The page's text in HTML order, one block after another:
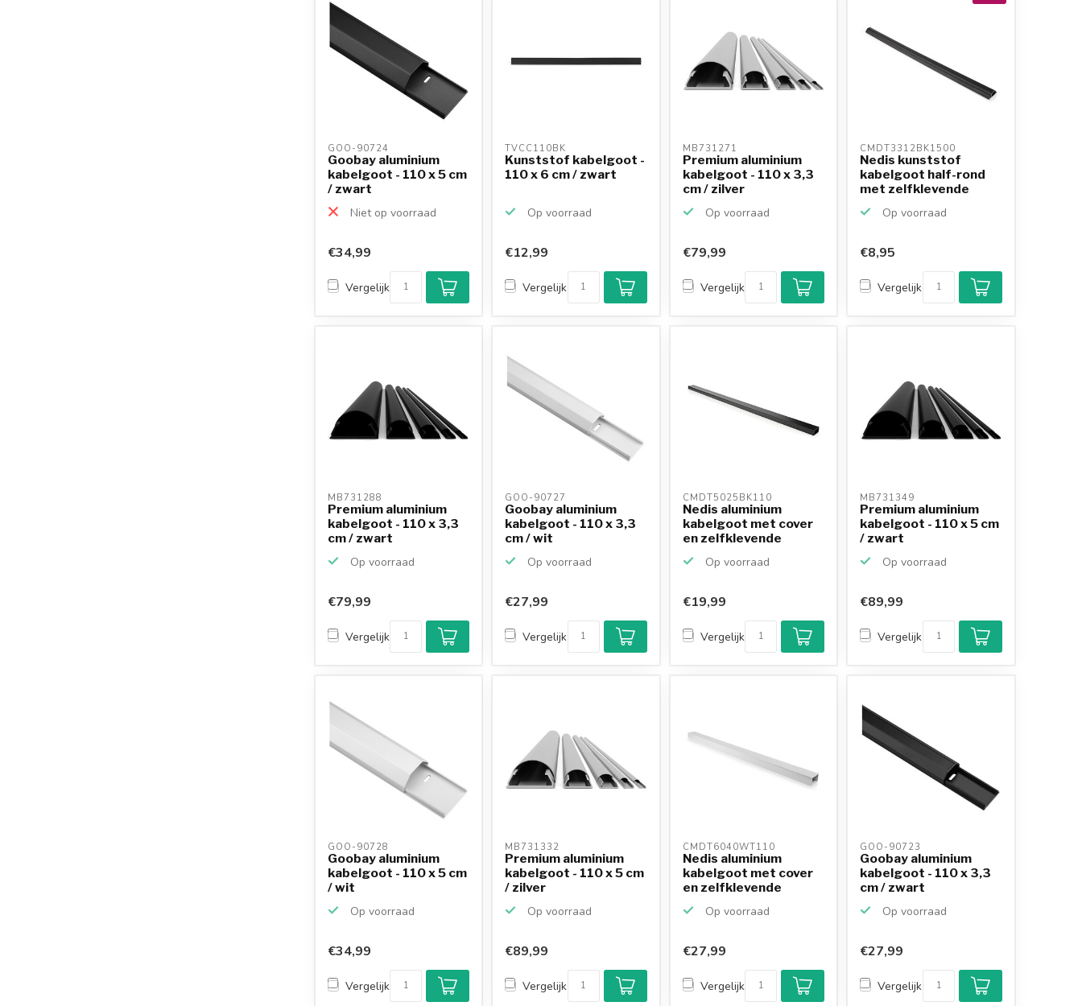
GOO-90724
Goobay aluminium
kabelgoot - 110 x 5 cm
/ zwart
Niet op voorraad
€34,99
Vergelijk
TVCC110BK
Kunststof kabelgoot -
110 x 6 cm / zwart
Op voorraad
€12,99
Vergelijk
MB731271
Premium aluminium
kabelgoot - 110 x 3,3
cm / zilver
Op voorraad
€79,99
Vergelijk
CMDT3312BK1500
Nedis kunststof
kabelgoot half-rond
met zelfklevende
Op voorraad
Klantenbeoordeling
9,2/10
Achteraf betalen
mogelijk
€8,95
Vergelijk
MB731288
Premium aluminium
kabelgoot - 110 x 3,3
cm / zwart
Op voorraad
€79,99
Vergelijk
GOO-90727
Goobay aluminium
kabelgoot - 110 x 3,3
cm / wit
Op voorraad
€27,99
Vergelijk
CMDT5025BK110
Nedis aluminium
kabelgoot met cover
en zelfklevende
Op voorraad
€19,99
Vergelijk
MB731349
Premium aluminium
kabelgoot - 110 x 5 cm
/ zwart
Op voorraad
€89,99
Vergelijk
GOO-90728
Goobay aluminium
kabelgoot - 110 x 5 cm
/ wit
Op voorraad
€34,99
Vergelijk
MB731332
Premium aluminium
kabelgoot - 110 x 5 cm
/ zilver
Op voorraad
€89,99
Vergelijk
CMDT6040WT110
Nedis aluminium
kabelgoot met cover
en zelfklevende
Op voorraad
€27,99
Vergelijk
GOO-90723
Goobay aluminium
kabelgoot - 110 x 3,3
cm / zwart
Op voorraad
€27,99
Vergelijk